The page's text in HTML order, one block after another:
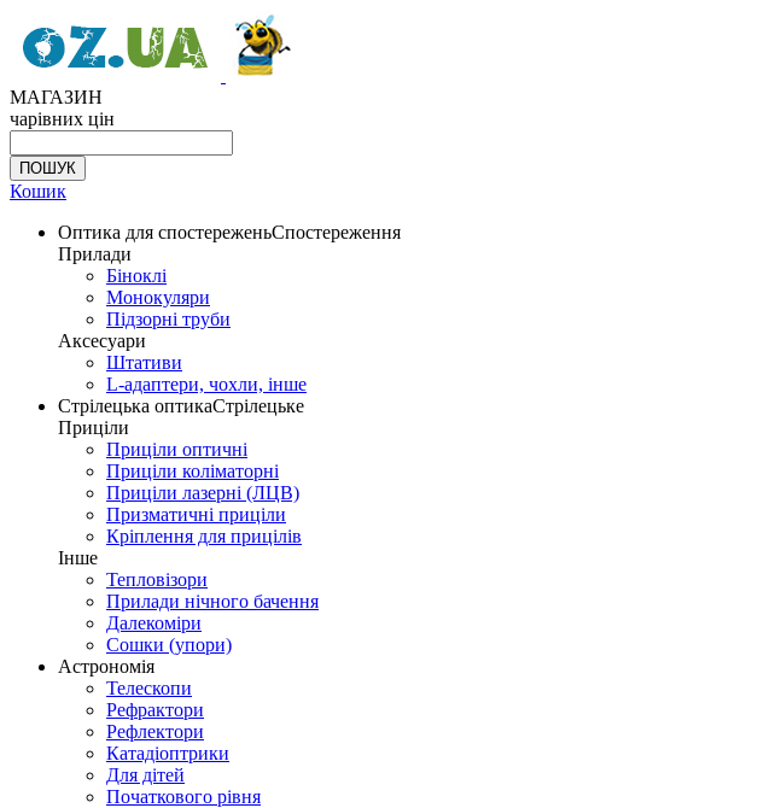
МАГАЗИН
чарівних цін
Кошик
Оптика для спостереженьСпостереження
Прилади
Біноклі
Монокуляри
Підзорні труби
Аксесуари
Штативи
L-адаптери, чохли, інше
Стрілецька оптикаСтрілецьке
Приціли
Приціли оптичні
Приціли коліматорні
Приціли лазерні (ЛЦВ)
Призматичні приціли
Кріплення для прицілів
Інше
Тепловізори
Прилади нічного бачення
Далекоміри
Сошки (упори)
Астрономія
Телескопи
Рефрактори
Рефлектори
Катадіоптрики
Для дітей
Початкового рівня